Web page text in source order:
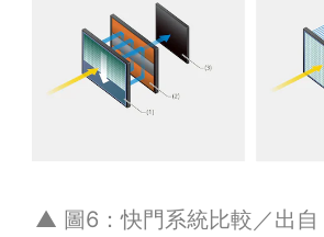
▲ 圖6：快門系統比較／出自